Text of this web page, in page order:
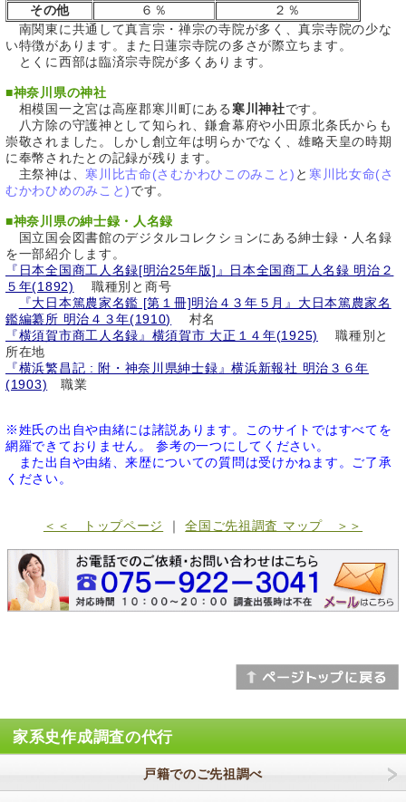
その他
６％
２％
南関東に共通して真言宗・禅宗の寺院が多く、真宗寺院の少な
い特徴があります。また日蓮宗寺院の多さが際立ちます。
とくに西部は臨済宗寺院が多くあります。
■神奈川県の神社
相模国一之宮は高座郡寒川町にある寒川神社です。
八方除の守護神として知られ、鎌倉幕府や小田原北条氏からも
崇敬されました。しかし創立年は明らかでなく、雄略天皇の時期
に奉幣されたとの記録が残ります。
主祭神は、 寒川比古命(さむかわひこのみこと) と 寒川比女命(さ
むかわひめのみこと)です。
■神奈川県の紳士録・人名録
国立国会図書館のデジタルコレクションにある紳士録・人名録
を一部紹介します。
『日本全国商工人名録[明治25年版]』日本全国商工人名録 明治２
５年(1892)
職種別と商号
『大日本篤農家名鑑 [第１冊]明治４３年５月』大日本篤農家名
鑑編纂所 明治４３年(1910)
村名
『横須賀市商工人名録』横須賀市 大正１４年(1925)
職種別と
所在地
『横浜繁昌記 : 附・神奈川県紳士録』横浜新報社 明治３６年
(1903) 職業
※姓氏の出自や由緒には諸説あります。このサイトではすべてを
網羅できておりません。 参考の一つにしてください。
また出自や由緒、来歴についての質問は受けかねます。ご了承
ください。
＜＜ トップページ ｜全国ご先祖調査 マップ ＞＞
家系史作成調査の代行
戸籍でのご先祖調べ